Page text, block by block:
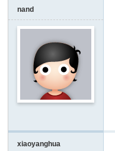
nand
xiaoyanghua